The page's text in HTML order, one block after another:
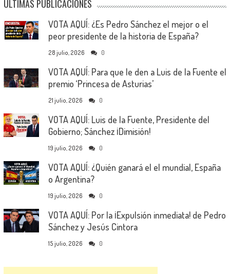
ÚLTIMAS PUBLICACIONES
VOTA AQUÍ: ¿Es Pedro Sánchez el mejor o el
peor presidente de la historia de España?
28 julio, 2026 0
VOTA AQUÍ: Para que le den a Luis de la Fuente el
premio ‘Princesa de Asturias’
21 julio, 2026 0
VOTA AQUÍ: Luis de la Fuente, Presidente del
Gobierno; Sánchez ¡Dimisión!
19 julio, 2026 0
VOTA AQUÍ: ¿Quién ganará el el mundial, España
o Argentina?
19 julio, 2026 0
VOTA AQUÍ: Por la ¡Expulsión inmediata! de Pedro
Sánchez y Jesús Cintora
15 julio, 2026 0